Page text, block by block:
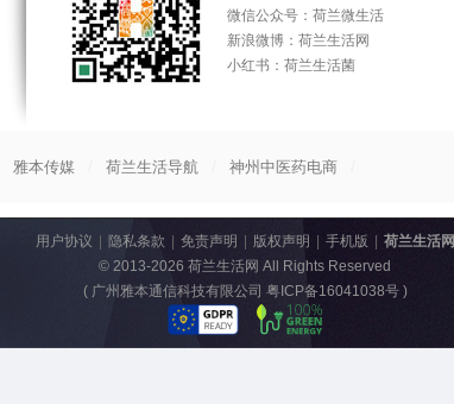
微信公众号：荷兰微生活
新浪微博：荷兰生活网
小红书：荷兰生活菌
雅本传媒 荷兰生活导航 神州中医药电商
用户协议 隐私条款 免责声明 版权声明 手机版
荷兰生活网
© 2013-2026 荷兰生活网 All Rights Reserved
( 广州雅本通信科技有限公司 粤ICP备16041038号)